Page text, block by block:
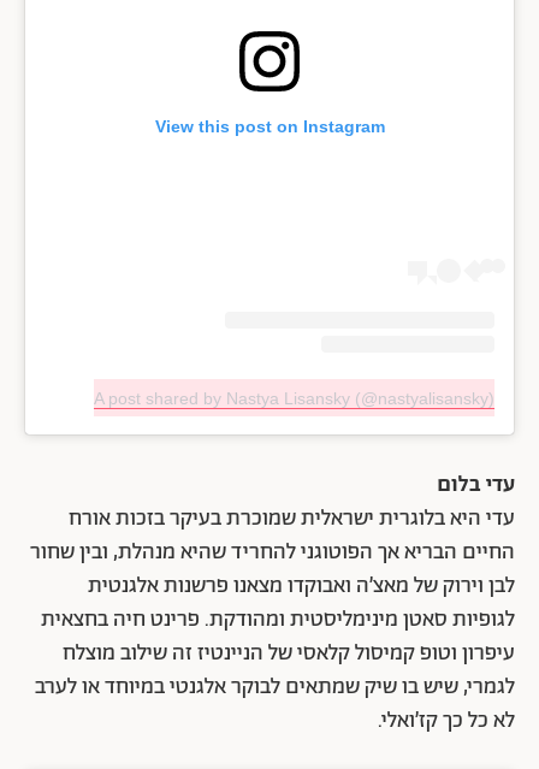
View this post on Instagram
A post shared by Nastya Lisansky (@nastyalisansky)
עדי בלום
עדי היא בלוגרית ישראלית שמוכרת בעיקר בזכות אורח
החיים הבריא אך הפוטוגני להחריד שהיא מנהלת, ובין שחור
לבן וירוק של מאצ׳ה ואבוקדו מצאנו פרשנות אלגנטית
לגופיות סאטן מינימליסטית ומהודקת. פרינט חיה בחצאית
עיפרון וטופ קמיסול קלאסי של הניינטיז זה שילוב מוצלח
לגמרי, שיש בו שיק שמתאים לבוקר אלגנטי במיוחד או לערב
לא כל כך קז׳ואלי.